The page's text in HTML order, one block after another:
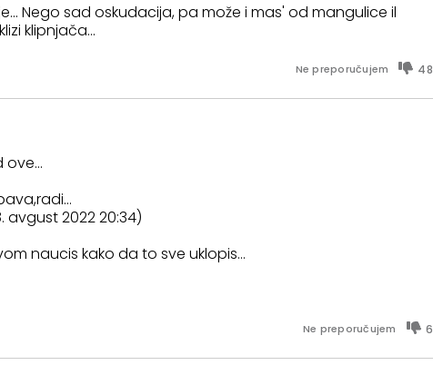
Nego sad oskudacija, pa može i mas' od mangulice il
klipnjača...
Ne preporučujem 48
avgust 2022 20:34)
naucis kako da to sve uklopis…
Ne preporučujem 6